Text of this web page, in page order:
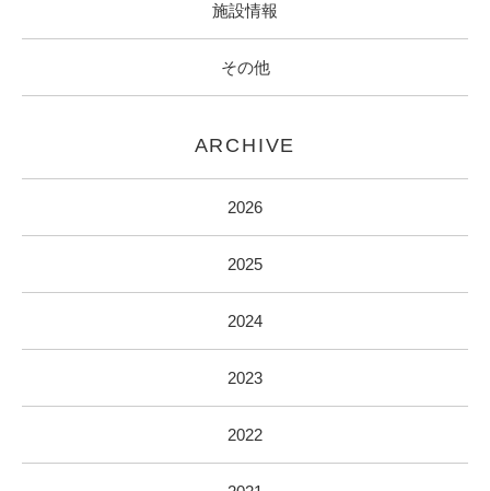
施設情報
その他
ARCHIVE
2026
2025
2024
2023
2022